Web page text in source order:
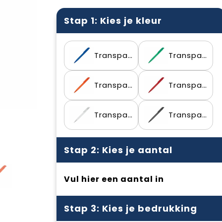
Stap 1: Kies je kleur
Transparant / Blauw Transparant / Groen
Transparant / Oranje Transparant / Rood
Transparant / Wit Transparant / Zwart
Stap 2: Kies je aantal
Vul hier een aantal in
Stap 3: Kies je bedrukking